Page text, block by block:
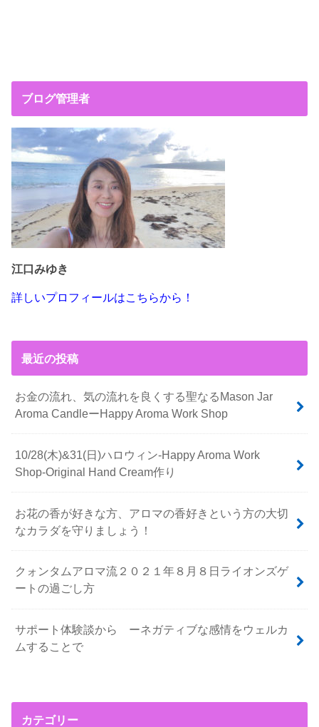
ブログ管理者
江口みゆき
詳しいプロフィールはこちらから！
最近の投稿
お金の流れ、気の流れを良くする聖なるMason Jar
Aroma CandleーHappy Aroma Work Shop
10/28(木)&31(日)ハロウィン-Happy Aroma Work
Shop-Original Hand Cream作り
お花の香が好きな方、アロマの香好きという方の大切
なカラダを守りましょう！
クォンタムアロマ流２０２１年８月８日ライオンズゲ
ートの過ごし方
サポート体験談から ーネガティブな感情をウェルカ
ムすることで
カテゴリー